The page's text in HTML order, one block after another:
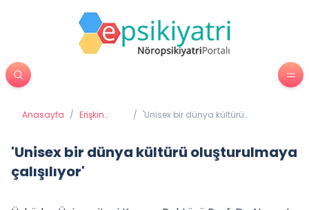
Anasayfa / Erişkin
/ 'Unisex bir dünya kültürü
'Unisex bir dünya kültürü oluşturulmaya
çalışılıyor'